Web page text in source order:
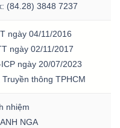
(84.28) 3848 7237
ngày 04/11/2016
ngày 02/11/2017
ngày 20/07/2023
thông TPHCM
nhiệm
NGA